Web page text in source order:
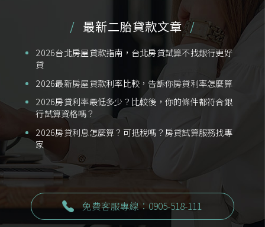
最新二胎貸款文章
2026台北房屋貸款指南，台北房貸試算不找銀行更好
貸
2026最新房屋貸款利率比較，告訴你房貸利率怎麼算
2026房貸利率最低多少？比較後，你的條件都符合銀
行試算資格嗎？
2026房貸利息怎麼算？可抵稅嗎？房貸試算服務找專
家
免費客服專線：0905-518-111